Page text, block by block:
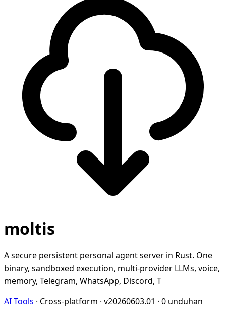
moltis
A secure persistent personal agent server in Rust. One
binary, sandboxed execution, multi-provider LLMs, voice,
memory, Telegram, WhatsApp, Discord, T
AI Tools · Cross-platform · v20260603.01 · 0 unduhan